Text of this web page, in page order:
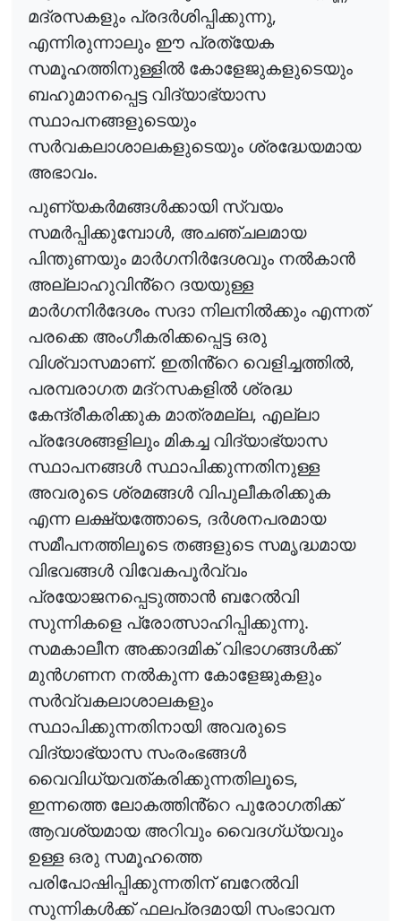
മദ്രസകളും പ്രദർശിപ്പിക്കുന്നു,
എന്നിരുന്നാലും ഈ പ്രത്യേക
സമൂഹത്തിനുള്ളിൽ കോളേജുകളുടെയും
ബഹുമാനപ്പെട്ട വിദ്യാഭ്യാസ
സ്ഥാപനങ്ങളുടെയും
സർവകലാശാലകളുടെയും ശ്രദ്ധേയമായ
അഭാവം.
പുണ്യകർമങ്ങൾക്കായി സ്വയം
സമർപ്പിക്കുമ്പോൾ, അചഞ്ചലമായ
പിന്തുണയും മാർഗനിർദേശവും നൽകാൻ
അല്ലാഹുവിൻ്റെ ദയയുള്ള
മാർഗനിർദേശം സദാ നിലനിൽക്കും എന്നത്
പരക്കെ അംഗീകരിക്കപ്പെട്ട ഒരു
വിശ്വാസമാണ്. ഇതിൻ്റെ വെളിച്ചത്തിൽ,
പരമ്പരാഗത മദ്റസകളിൽ ശ്രദ്ധ
കേന്ദ്രീകരിക്കുക മാത്രമല്ല, എല്ലാ
പ്രദേശങ്ങളിലും മികച്ച വിദ്യാഭ്യാസ
സ്ഥാപനങ്ങൾ സ്ഥാപിക്കുന്നതിനുള്ള
അവരുടെ ശ്രമങ്ങൾ വിപുലീകരിക്കുക
എന്ന ലക്ഷ്യത്തോടെ, ദർശനപരമായ
സമീപനത്തിലൂടെ തങ്ങളുടെ സമൃദ്ധമായ
വിഭവങ്ങൾ വിവേകപൂർവ്വം
പ്രയോജനപ്പെടുത്താൻ ബറേൽവി
സുന്നികളെ പ്രോത്സാഹിപ്പിക്കുന്നു.
സമകാലീന അക്കാദമിക് വിഭാഗങ്ങൾക്ക്
മുൻഗണന നൽകുന്ന കോളേജുകളും
സർവ്വകലാശാലകളും
സ്ഥാപിക്കുന്നതിനായി അവരുടെ
വിദ്യാഭ്യാസ സംരംഭങ്ങൾ
വൈവിധ്യവത്കരിക്കുന്നതിലൂടെ,
ഇന്നത്തെ ലോകത്തിൻ്റെ പുരോഗതിക്ക്
ആവശ്യമായ അറിവും വൈദഗ്ധ്യവും
ഉള്ള ഒരു സമൂഹത്തെ
പരിപോഷിപ്പിക്കുന്നതിന് ബറേൽവി
സുന്നികൾക്ക് ഫലപ്രദമായി സംഭാവന